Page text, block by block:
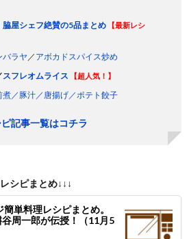
屋シェフ絶賛の5品まとめ
【最新レシ
バラヤ ／ アボカドスパイス炒め
スフレオムライス 【超人気！】
／豚汁／唐揚げ／ポテト餃子
記事一覧はコチラ
シピまとめ↓↓↓
簡単料理レシピまとめ。
周一郎が伝授！（11月5